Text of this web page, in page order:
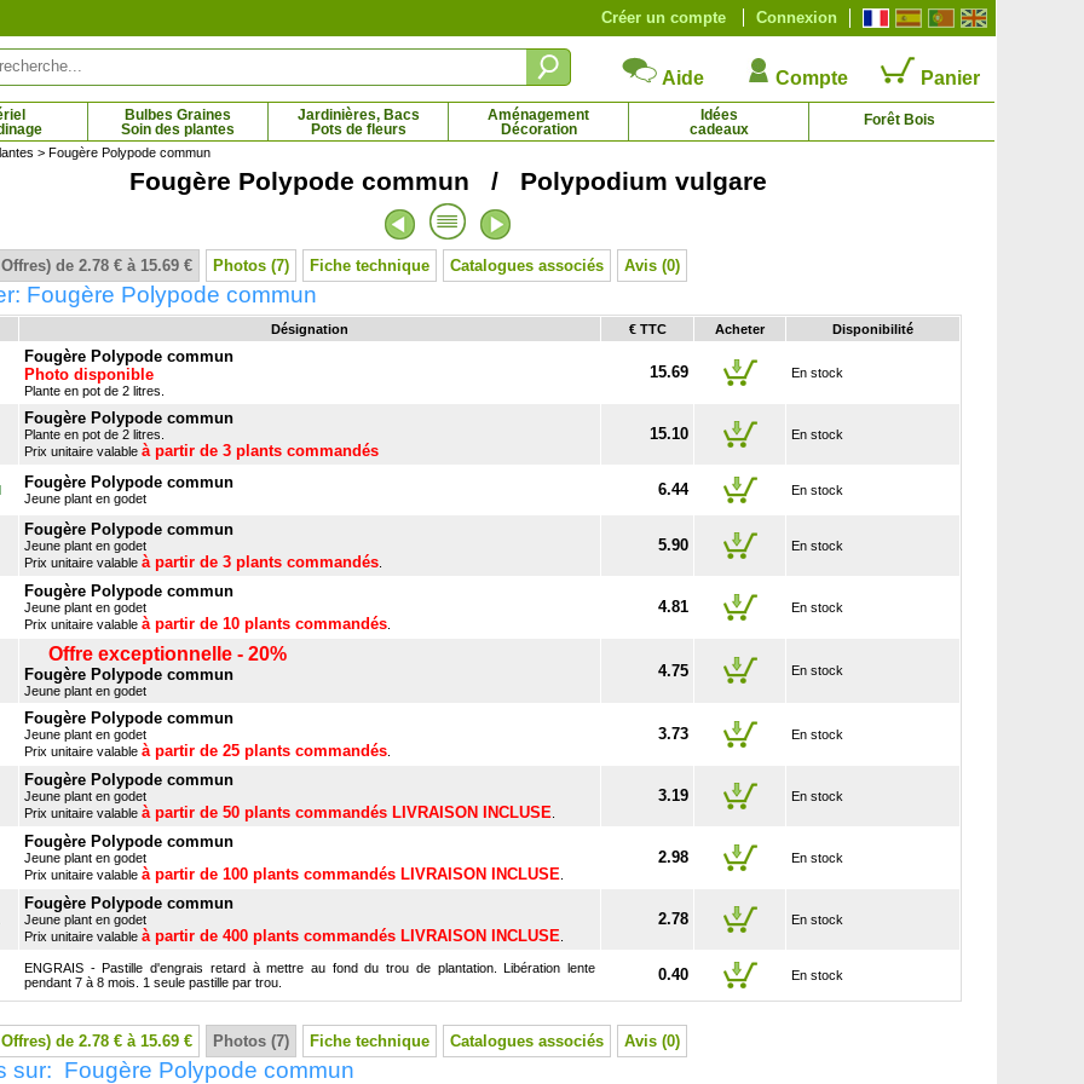
Connexion
Créer un compte
Aide Compte Panier
Bulbes Graines
Soin des plantes
Jardinières, Bacs
Pots de fleurs
Aménagement
Décoration
Idées
cadeaux
Forêt Bois
Azalée japonaise 'Sachsenstern' Bambou Fargesia jiuzhaigou Genf Red
> Fougère Polypode commun
Fougère Polypode commun / Polypodium vulgare
de 2.78 € à 15.69 € Photos (7) Fiche technique Catalogues associés Avis (0)
Fougère Polypode commun
Désignation € TTC Acheter Disponibilité
Fougère Polypode commun
Photo disponible
Plante en pot de 2 litres.
15.69 En stock
Fougère Polypode commun
Plante en pot de 2 litres.
Prix unitaire valable à partir de 3 plants commandés
15.10 En stock
Fougère Polypode commun
Jeune plant en godet 6.44 En stock
Fougère Polypode commun
Jeune plant en godet
Prix unitaire valable à partir de 3 plants commandés
5.90 En stock
Fougère Polypode commun
Jeune plant en godet
Prix unitaire valable à partir de 10 plants commandés
4.81 En stock
Offre exceptionnelle - 20%
Fougère Polypode commun
Jeune plant en godet
4.75 En stock
Fougère Polypode commun
Jeune plant en godet
Prix unitaire valable à partir de 25 plants commandés
3.73 En stock
Fougère Polypode commun
Jeune plant en godet
Prix unitaire valable à partir de 50 plants commandés LIVRAISON INCLUSE
3.19 En stock
Fougère Polypode commun
Jeune plant en godet
Prix unitaire valable à partir de 100 plants commandés LIVRAISON INCLUSE
2.98 En stock
Fougère Polypode commun
Jeune plant en godet
Prix unitaire valable à partir de 400 plants commandés LIVRAISON INCLUSE
2.78 En stock
ENGRAIS - Pastille d'engrais retard à mettre au fond du trou de plantation. Libération lente
pendant 7 à 8 mois. 1 seule pastille par trou.
0.40 En stock
de 2.78 € à 15.69 € Photos (7) Fiche technique Catalogues associés Avis (0)
sur: Fougère Polypode commun